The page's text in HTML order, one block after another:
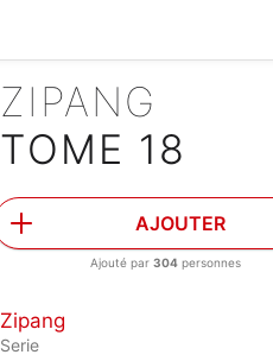
ZIPANG
TOME 18
AJOUTER
Ajouté par 304personnes
Zipang
Serie